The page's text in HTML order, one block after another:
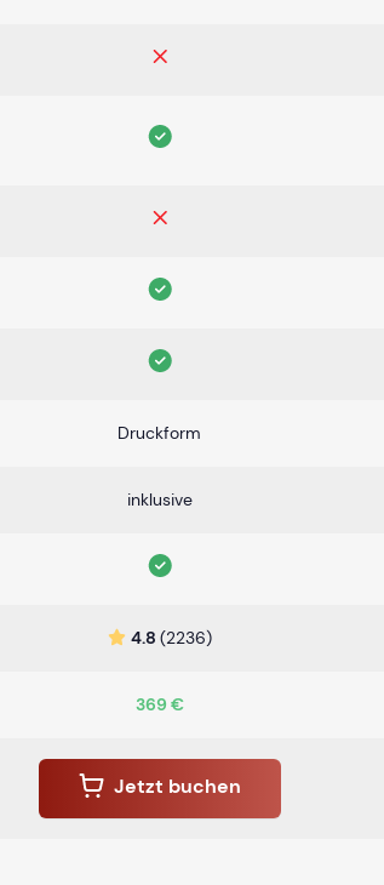
Druckform
inklusive
4.8 (2236)
369 €
Jetzt buchen